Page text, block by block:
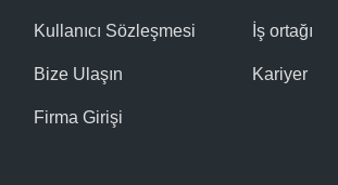
Kullanıcı Sözleşmesi
Bize Ulaşın
Firma Girişi
İş ortağı
Kariyer